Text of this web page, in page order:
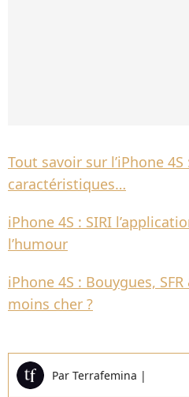
Tout savoir sur l’iPhone
caractéristiques…
iPhone 4S : SIRI
l’humour
iPhone 4S : Bouygues,
moins cher ?
Par Terrafemina |